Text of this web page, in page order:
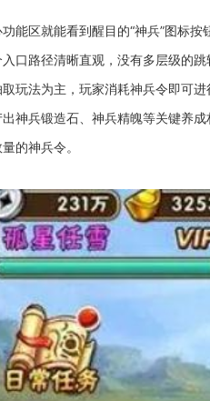
能区就能看到醒目的“神兵”图标
口路径清晰直观，没有多层级的
玩法为主，玩家消耗神兵令即可
神兵锻造石、神兵精魄等关键养
的神兵令。